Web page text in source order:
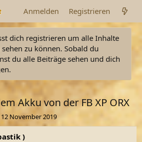
Anmelden Registrieren
dich registrieren um alle Inhalte
zu können. Sobald du
du alle Beiträge sehen und dich
Akku von der FB XP ORX
E
r
s
12 November 2019
)